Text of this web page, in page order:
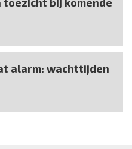
alarm: wachttijden